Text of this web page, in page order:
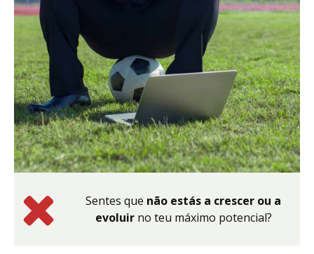
Sentes que não estás a crescer ou a
evoluirno teu máximo potencial?